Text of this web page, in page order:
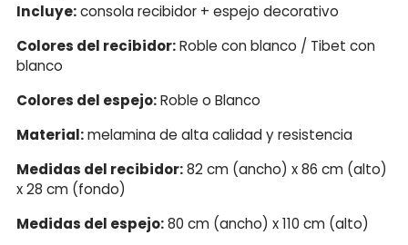
Incluye:consola recibidor + espejo decorativo
Colores del recibidor:Roble con blanco / Tibet con
blanco
Colores del espejo:Roble o Blanco
Material:melamina de alta calidad y resistencia
Medidas del recibidor:82 cm (ancho) x 86 cm (alto)
x 28 cm (fondo)
Medidas del espejo:80 cm (ancho) x 110 cm (alto)